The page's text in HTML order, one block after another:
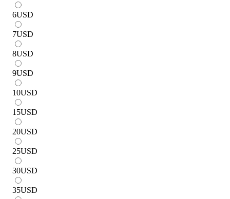
6USD
7USD
8USD
9USD
10USD
15USD
20USD
25USD
30USD
35USD